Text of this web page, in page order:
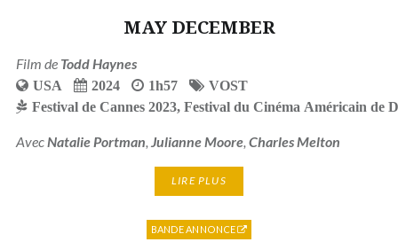
MAY DECEMBER
Film de Todd Haynes
USA 2024 1h57
VOST
Festival de Cannes 2023, Festival du Cinéma Américain de
AvecNatalie Portman, Julianne Moore, Charles Melton
LIRE PLUS
BANDE ANNONCE